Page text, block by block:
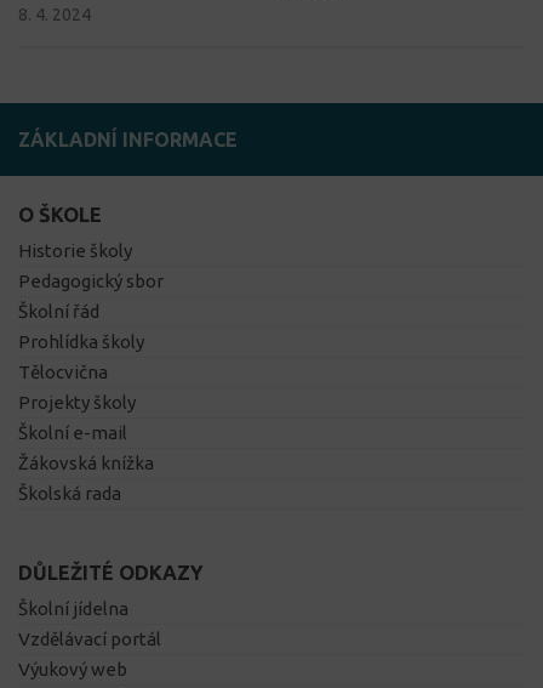
8. 4. 2024
ZÁKLADNÍ INFORMACE
O ŠKOLE
Historie školy
Pedagogický sbor
Školní řád
Prohlídka školy
Tělocvična
Projekty školy
Školní e-mail
Žákovská knížka
Školská rada
DŮLEŽITÉ ODKAZY
Školní jídelna
Vzdělávací portál
Výukový web